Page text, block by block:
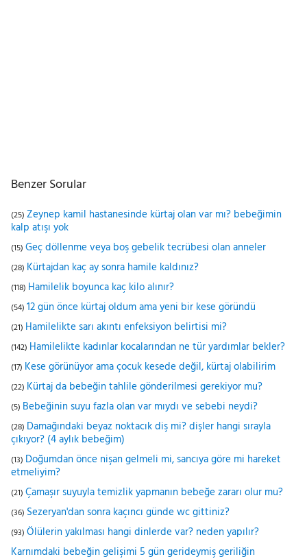
Benzer Sorular
(25) Zeynep kamil hastanesinde kürtaj olan var mı? bebeğimin
kalp atışı yok
(15) Geç döllenme veya boş gebelik tecrübesi olan anneler
(28) Kürtajdan kaç ay sonra hamile kaldınız?
(118) Hamilelik boyunca kaç kilo alınır?
(54) 12 gün önce kürtaj oldum ama yeni bir kese göründü
(21) Hamilelikte sarı akıntı enfeksiyon belirtisi mi?
(142) Hamilelikte kadınlar kocalarından ne tür yardımlar bekler?
(17) Kese görünüyor ama çocuk kesede değil, kürtaj olabilirim
(22) Kürtaj da bebeğin tahlile gönderilmesi gerekiyor mu?
(5) Bebeğinin suyu fazla olan var mıydı ve sebebi neydi?
(28) Damağındaki beyaz noktacık diş mi? dişler hangi sırayla
çıkıyor? (4 aylık bebeğim)
(13) Doğumdan önce nişan gelmeli mi, sancıya göre mi hareket
etmeliyim?
(21) Çamaşır suyuyla temizlik yapmanın bebeğe zararı olur mu?
(36) Sezeryan'dan sonra kaçıncı günde wc gittiniz?
(93) Ölülerin yakılması hangi dinlerde var? neden yapılır?
Karnımdaki bebeğin gelişimi 5 gün gerideymiş geriliğin